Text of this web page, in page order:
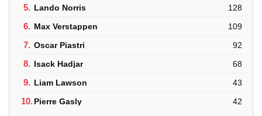
5. Lando Norris 128
6. Max Verstappen 109
7. Oscar Piastri 92
8. Isack Hadjar 68
9. Liam Lawson 43
10.Pierre Gasly 42